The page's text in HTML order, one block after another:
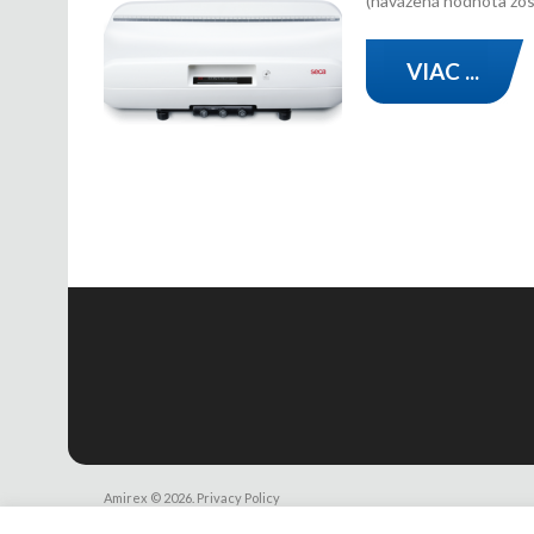
VIAC ...
Amirex © 2026. Privacy Policy